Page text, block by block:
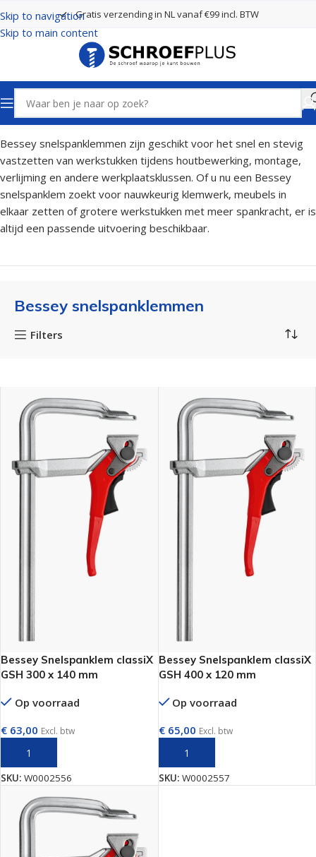
Skip to navigation
Skip to main content
Gratis verzending in NL vanaf €99 incl. BTW
Home Gereedschappen Bessey snelspanklemmen
Bessey snelspanklemmen zijn geschikt voor het snel en stevig
vastzetten van werkstukken tijdens houtbewerking, montage,
verlijming en andere werkplaatsklussen. Of u nu een Bessey
snelspanklem zoekt voor nauwkeurig klemwerk, meubels in
elkaar zetten of grotere werkstukken met meer spankracht, er is
altijd een passende uitvoering beschikbaar.
Bessey snelspanklemmen
Filters
Bessey Snelspanklem classiX
GSH 300 x 140 mm
Op voorraad
€ 63,00 Excl. btw
SKU: W0002556
Bessey Snelspanklem classiX
GSH 400 x 120 mm
Op voorraad
€65,00 Excl. btw
SKU: W0002557